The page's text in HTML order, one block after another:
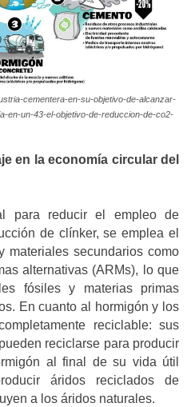
cementera-en-su-objetivo-de-alcanzar-
en-un-43-el-objetivo-de-reduccion-de-co2-
en la economía circular del
para reducir el empleo de
de clínker, se emplea el
materiales secundarios como
alternativas (ARMs), lo que
fósiles y materias primas
En cuanto al hormigón y los
reciclable: sus
reciclarse para producir
al final de su vida útil
áridos reciclados de
a los áridos naturales.